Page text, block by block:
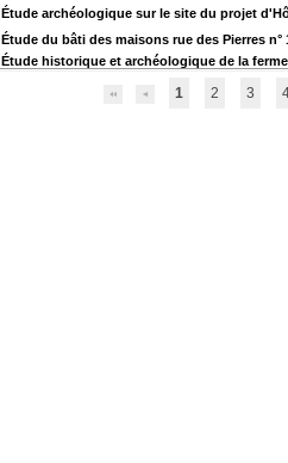
Étude archéologique sur le site du projet
Étude du bâti des maisons rue des Pierres n°
Étude historique et archéologique de la
1 2 3